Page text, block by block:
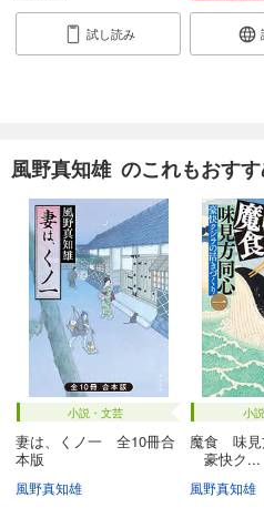
試し読み
風野真知雄 のこれもおす
小説・文芸
妻は、くノ一 全10冊合
本版
風野真知雄
小
魔食 味見
豪快ク...
風野真知雄